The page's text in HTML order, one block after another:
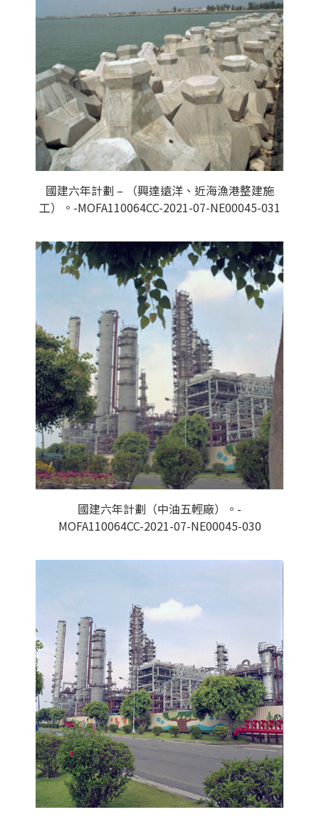
國建六年計劃 – （興達遠洋、近海漁港整建施
工）。-MOFA110064CC-2021-07-NE00045-031
國建六年計劃（中油五輕廠）。-
MOFA110064CC-2021-07-NE00045-030